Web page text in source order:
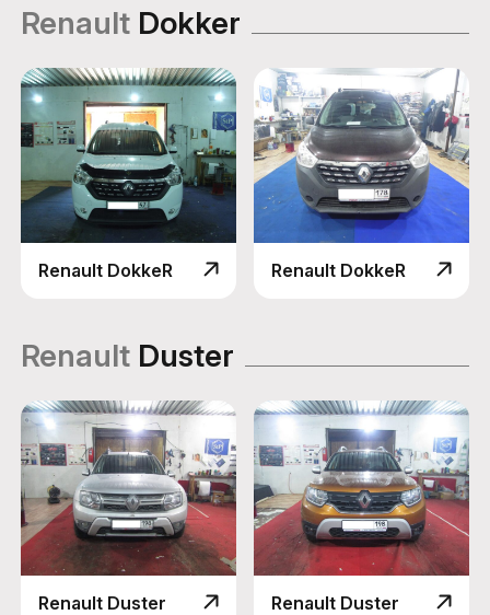
Renault Dokker
Renault DokkeR Renault DokkeR
Renault Duster
Renault Duster Renault Duster